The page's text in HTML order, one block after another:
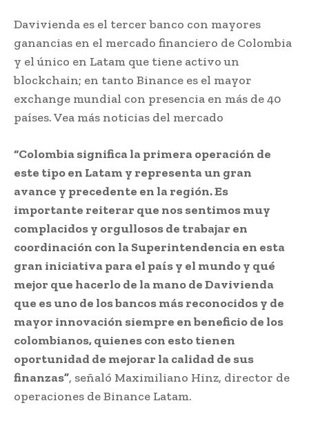
Davivienda es el tercer banco con mayores
ganancias en el mercado financiero de Colombia
y el único en Latam que tiene activo un
blockchain; en tanto Binance es el mayor
exchange mundial con presencia en más de 40
países. Vea más noticias del mercado
“Colombia significa la primera operación de
este tipo en Latam y representa un gran
avance y precedente en la región. Es
importante reiterar que nos sentimos muy
complacidos y orgullosos de trabajar en
coordinación con la Superintendencia en esta
gran iniciativa para el país y el mundo y qué
mejor que hacerlo de la mano de Davivienda
que es uno de los bancos más reconocidos y de
mayor innovación siempre en beneficio de los
colombianos, quienes con esto tienen
oportunidad de mejorar la calidad de sus
finanzas”, señaló Maximiliano Hinz, director de
operaciones de Binance Latam.